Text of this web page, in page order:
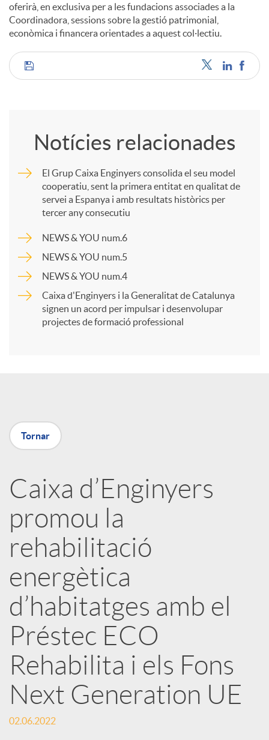
oferirà, en exclusiva per a les fundacions associades a la
Coordinadora, sessions sobre la gestió patrimonial,
econòmica i financera orientades a aquest col·lectiu.
C
a
r
a
a
r
x
e
s
S
Notícies relacionades
El Grup Caixa Enginyers consolida el seu model
cooperatiu, sent la primera entitat en qualitat de
servei a Espanya i amb resultats històrics per
tercer any consecutiu
NEWS & YOU num.6
NEWS & YOU num.5
NEWS & YOU num.4
Caixa d'Enginyers i la Generalitat de Catalunya
signen un acord per impulsar i desenvolupar
projectes de formació professional
Tornar
Caixa d’Enginyers
promou la
rehabilitació
energètica
d’habitatges amb el
Préstec ECO
Rehabilita i els Fons
Next Generation UE
02.06.2022